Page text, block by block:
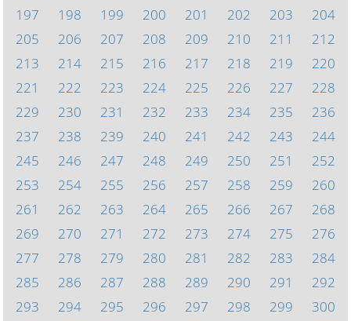
197
198 199 200 201 202 203
204
205
206 207 208 209 210 211
212
213
214 215 216 217 218 219
220
221
222 223 224 225 226 227
228
229
230 231 232 233 234 235
236
237
238 239 240 241 242 243
244
245
246 247 248 249 250 251
252
253
254 255 256 257 258 259
260
261
262 263 264 265 266 267
268
269
270 271 272 273 274 275
276
277
278 279 280 281 282 283
284
285
286 287 288 289 290 291
292
293
294 295 296 297 298 299
300